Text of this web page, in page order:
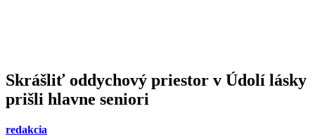
Skrášliť oddychový priestor v Údolí lásky
prišli hlavne seniori
redakcia